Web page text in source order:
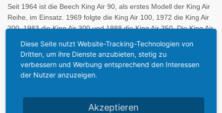
Seit 1964 ist die Beech King Air 90, als erstes Modell der King Air
Reihe, im Einsatz. 1969 folgte die King Air 100, 1972 die King Air
200, 1983 die King Air 300 und 1988 die King Air 350. Die King Air
Air 200
Die Beechcraft King Air B200 ist das wohl vielseitigste und
Jahren wird dieses Flugzeug sehr erfolgreich verkauft und
geflogen. Es zeichnet sich durch Zuverlässigkeit und
Diese Seite nutzt Website-Tracking-Technologien von
Dritten, um ihre Dienste anzubieten, stetig zu
verbessern und Werbung entsprechend den Interessen
der Nutzer anzuzeigen.
Akzeptieren